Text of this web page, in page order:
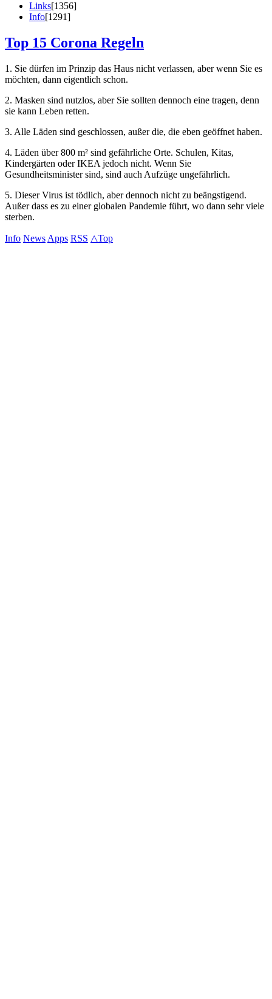
Links[1356]
Info[1291]
Top 15 Corona Regeln
1. Sie dürfen im Prinzip das Haus nicht verlassen, aber wenn Sie es
möchten, dann eigentlich schon.
2. Masken sind nutzlos, aber Sie sollten dennoch eine tragen, denn
sie kann Leben retten.
3. Alle Läden sind geschlossen, außer die, die eben geöffnet haben.
4. Läden über 800 m² sind gefährliche Orte. Schulen, Kitas,
Kindergärten oder IKEA jedoch nicht. Wenn Sie
Gesundheitsminister sind, sind auch Aufzüge ungefährlich.
5. Dieser Virus ist tödlich, aber dennoch nicht zu beängstigend.
Außer dass es zu einer globalen Pandemie führt, wo dann sehr viele
sterben.
Info News Apps RSS △Top